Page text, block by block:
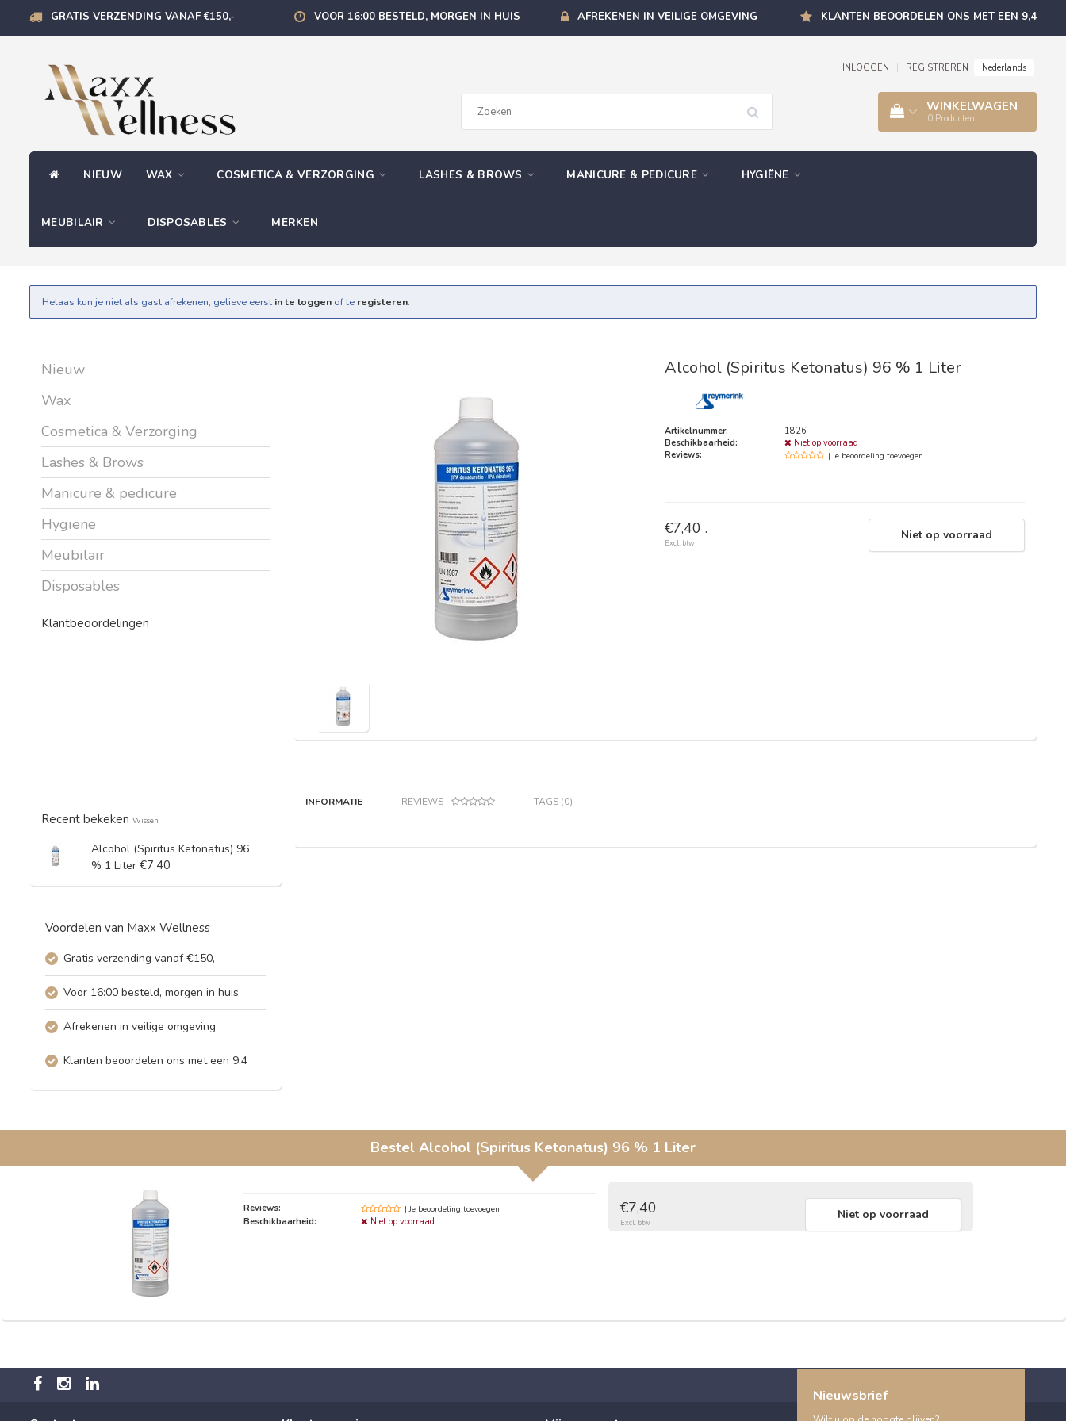
GRATIS VERZENDING VANAF €150,- VOOR 16:00 BESTELD, MORGEN IN HUIS AFREKENEN IN VEILIGE OMGEVING KLANTEN BEOORDELEN ONS MET EEN 9,4
INLOGGEN REGISTREREN Nederlands
WINKELWAGEN
0 Producten
NIEUW WAX COSMETICA & VERZORGING LASHES & BROWS MANICURE & PEDICURE HYGIËNE
MEUBILAIR DISPOSABLES MERKEN
Helaas kun je niet als gast afrekenen, gelieve eerst in te loggen of te registeren.
Nieuw
Wax
Cosmetica & Verzorging
Lashes & Brows
Manicure & pedicure
Hygiëne
Meubilair
Disposables
Klantbeoordelingen
Recent bekeken Wissen
Alcohol (Spiritus Ketonatus) 96
% 1 Liter €7,40
Voordelen van Maxx Wellness
Gratis verzending vanaf €150,-
Voor 16:00 besteld, morgen in huis
Afrekenen in veilige omgeving
Klanten beoordelen ons met een 9,4
Alcohol (Spiritus Ketonatus) 96 % 1 Liter
Artikelnummer:
1826
Beschikbaarheid:
Niet op voorraad
Reviews:
| Je beoordeling toevoegen
€7,40 .
Excl. btw
Niet op voorraad
INFORMATIE REVIEWS TAGS (0)
Bestel Alcohol (Spiritus Ketonatus) 96 % 1 Liter
Reviews: | Je beoordeling toevoegen
Beschikbaarheid: Niet op voorraad
€7,40
Excl. btw
Niet op voorraad
Nieuwsbrief